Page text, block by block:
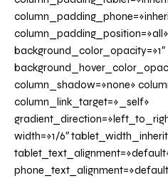
column_padding_position=»all»
background_color_opacity=»1″
column_shadow=»none»
column_link_target=»_self»
width=»1/6″